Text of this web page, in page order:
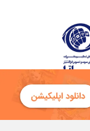
توکان تعلق دارد و